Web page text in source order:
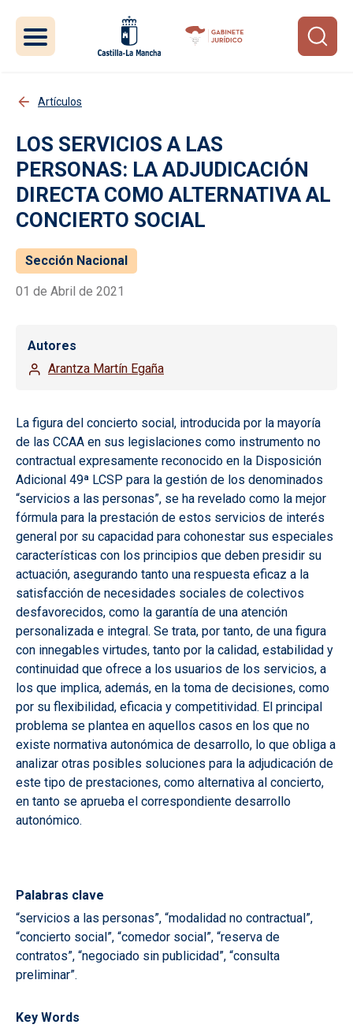
Artículos
LOS SERVICIOS A LAS
PERSONAS: LA ADJUDICACIÓN
DIRECTA COMO ALTERNATIVA AL
CONCIERTO SOCIAL
Sección Nacional
01 de Abril de 2021
Autores
Arantza Martín Egaña
La figura del concierto social, introducida por la mayoría
de las CCAA en sus legislaciones como instrumento no
contractual expresamente reconocido en la Disposición
Adicional 49ª LCSP para la gestión de los denominados
“servicios a las personas”, se ha revelado como la mejor
fórmula para la prestación de estos servicios de interés
general por su capacidad para cohonestar sus especiales
características con los principios que deben presidir su
actuación, asegurando tanto una respuesta eficaz a la
satisfacción de necesidades sociales de colectivos
desfavorecidos, como la garantía de una atención
personalizada e integral. Se trata, por tanto, de una figura
con innegables virtudes, tanto por la calidad, estabilidad y
continuidad que ofrece a los usuarios de los servicios, a
los que implica, además, en la toma de decisiones, como
por su flexibilidad, eficacia y competitividad. El principal
problema se plantea en aquellos casos en los que no
existe normativa autonómica de desarrollo, lo que obliga a
analizar otras posibles soluciones para la adjudicación de
este tipo de prestaciones, como alternativa al concierto,
en tanto se aprueba el correspondiente desarrollo
autonómico.
Palabras clave
“servicios a las personas”, “modalidad no contractual”,
“concierto social”, “comedor social”, “reserva de
contratos”, “negociado sin publicidad”, “consulta
preliminar”.
Key Words